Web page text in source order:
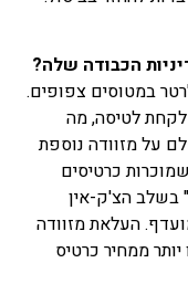
הכבודה שלה?
במטוסים צפופים.
לקחת לטיסה, מה
על מזוודה נוספת
כרטיסים
בשלב הצ'ק-אין
העלאת מזוודה
ממחיר כרטיס